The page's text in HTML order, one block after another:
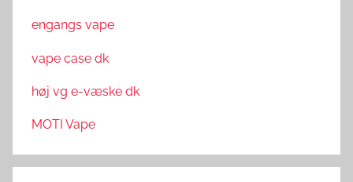
engangs vape
vape case dk
høj vg e-væske dk
MOTI Vape